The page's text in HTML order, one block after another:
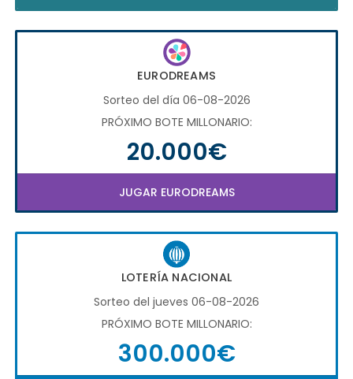
EURODREAMS
Sorteo del día 06-08-2026
PRÓXIMO BOTE MILLONARIO:
20.000€
JUGAR EURODREAMS
LOTERÍA NACIONAL
Sorteo del jueves 06-08-2026
PRÓXIMO BOTE MILLONARIO:
300.000€